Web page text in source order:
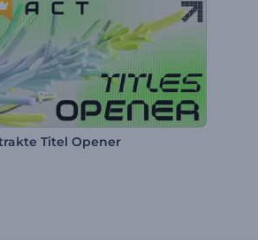
Titel Opener